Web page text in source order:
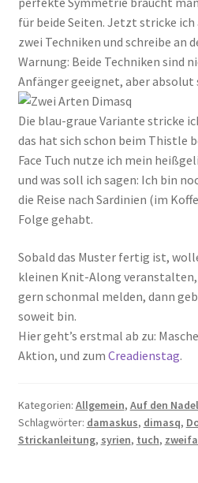
für beide Seiten. Jetzt stricke
zwei Techniken und schreibe an
Warnung: Beide Techniken sind
Anfänger geeignet, aber absolut
Die blau-graue Variante stricke
das hat sich schon beim Thistle
Face Tuch nutze ich mein
und was soll ich sagen: Ich bin
die Reise nach Sardinien (im
Folge gehabt.
Sobald das Muster fertig ist,
kleinen Knit-Along veranstalten,
gern schonmal melden, dann
soweit bin.
Hier geht’s erstmal ab zu:
Aktion, und zum Creadienstag.
Kategorien: Allgemein, Auf den
Schlagwörter: damaskus, dimasq,
Strickanleitung, syrien, tuch,